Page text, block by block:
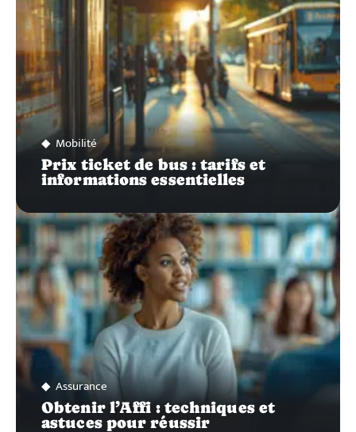
Mobilité
Prix ticket de bus : tarifs et
informations essentielles
Assurance
Obtenir l’Affi : techniques et
astuces pour réussir